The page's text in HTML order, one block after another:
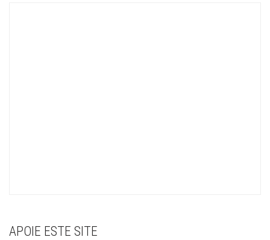
APOIE ESTE SITE